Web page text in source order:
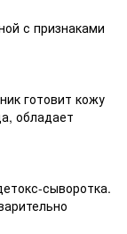
с признаками
готовит кожу
обладает
сыворотка.